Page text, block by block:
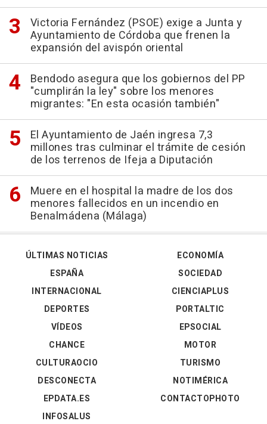
Victoria Fernández (PSOE) exige a Junta y
Ayuntamiento de Córdoba que frenen la
expansión del avispón oriental
Bendodo asegura que los gobiernos del PP
"cumplirán la ley" sobre los menores
migrantes: "En esta ocasión también"
El Ayuntamiento de Jaén ingresa 7,3
millones tras culminar el trámite de cesión
de los terrenos de Ifeja a Diputación
Muere en el hospital la madre de los dos
menores fallecidos en un incendio en
Benalmádena (Málaga)
ÚLTIMAS NOTICIAS
ESPAÑA
INTERNACIONAL
DEPORTES
VÍDEOS
ECONOMÍA
SOCIEDAD
CIENCIAPLUS
PORTALTIC
EPSOCIAL
CHANCE
CULTURAOCIO
DESCONECTA
EPDATA.ES
INFOSALUS
MOTOR
TURISMO
NOTIMÉRICA
CONTACTOPHOTO